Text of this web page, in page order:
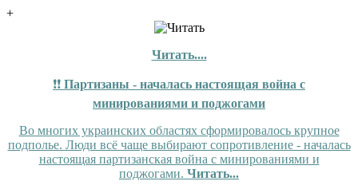
+
Читать....
❗❗ Партизаны - началась настоящая война с
минированиями и поджогами
Во многих украинских областях сформировалось крупное
подполье. Люди всё чаще выбирают сопротивление - началась
настоящая партизанская война с минированиями и
поджогами. Читать...